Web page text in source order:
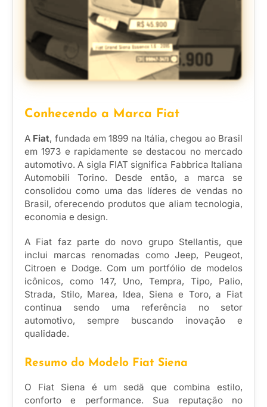
Conhecendo a Marca Fiat
A Fiat, fundada em 1899 na Itália, chegou ao Brasil
em 1973 e rapidamente se destacou no mercado
automotivo. A sigla FIAT significa Fabbrica Italiana
Automobili Torino. Desde então, a marca se
consolidou como uma das líderes de vendas no
Brasil, oferecendo produtos que aliam tecnologia,
economia e design.
A Fiat faz parte do novo grupo Stellantis, que
inclui marcas renomadas como Jeep, Peugeot,
Citroen e Dodge. Com um portfólio de modelos
icônicos, como 147, Uno, Tempra, Tipo, Palio,
Strada, Stilo, Marea, Idea, Siena e Toro, a Fiat
continua sendo uma referência no setor
automotivo, sempre buscando inovação e
qualidade.
Resumo do Modelo Fiat Siena
O Fiat Siena é um sedã que combina estilo,
conforto e performance. Sua reputação no